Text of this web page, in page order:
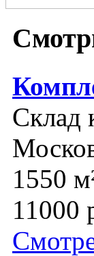
Склад
1550
11000